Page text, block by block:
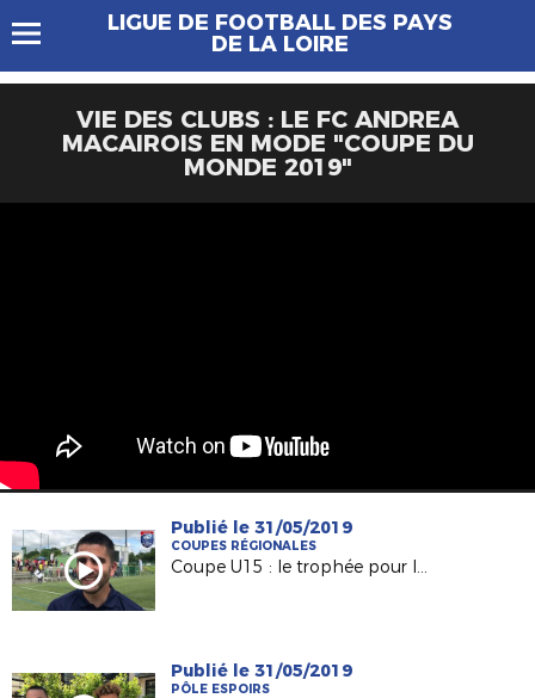
LIGUE DE FOOTBALL DES PAYS
DE LA LOIRE
VIE DES CLUBS : LE FC ANDREA
MACAIROIS EN MODE "COUPE DU
MONDE 2019"
Publié le 31/05/2019
COUPES RÉGIONALES
Coupe U15 : le trophée pour le FC Nantes de Maxime Baty
Publié le 31/05/2019
PÔLE ESPOIRS